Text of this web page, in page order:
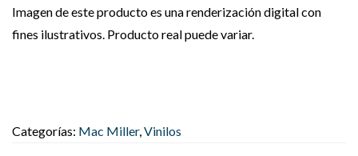
Imagen de este producto es una renderización digital con
fines ilustrativos. Producto real puede variar.
Categorías: Mac Miller,Vinilos